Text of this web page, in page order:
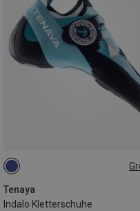
Tenaya
Indalo Kletterschuhe